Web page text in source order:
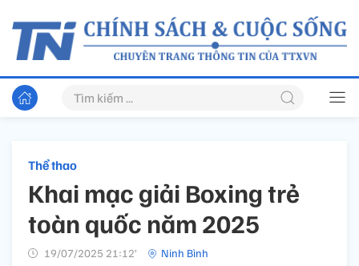
Thể thao
Khai mạc giải Boxing trẻ
toàn quốc năm 2025
19/07/2025 21:12’ Ninh Bình